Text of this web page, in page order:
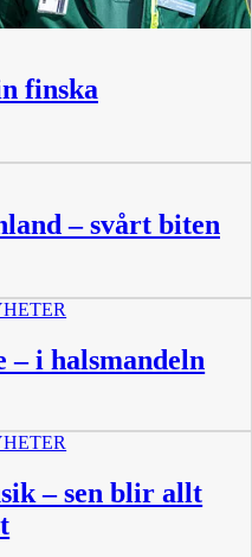
finska
– svårt biten
– i halsmandeln
– sen blir allt